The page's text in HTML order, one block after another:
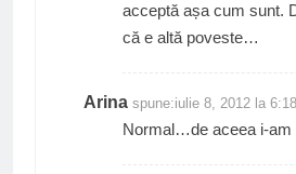
acceptă așa cum sunt.
că e altă poveste…
Arina spune:iulie 8, 2012 la
Normal…de aceea i-am